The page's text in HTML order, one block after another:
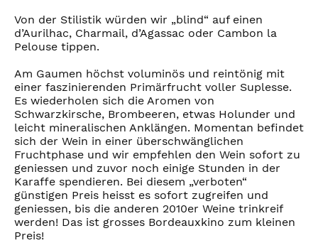
Von der Stilistik würden wir „blind“ auf einen
d’Aurilhac, Charmail, d’Agassac oder Cambon la
Pelouse tippen.
Am Gaumen höchst voluminös und reintönig mit
einer faszinierenden Primärfrucht voller Suplesse.
Es wiederholen sich die Aromen von
Schwarzkirsche, Brombeeren, etwas Holunder und
leicht mineralischen Anklängen. Momentan befindet
sich der Wein in einer überschwänglichen
Fruchtphase und wir empfehlen den Wein sofort zu
geniessen und zuvor noch einige Stunden in der
Karaffe spendieren. Bei diesem „verboten“
günstigen Preis heisst es sofort zugreifen und
geniessen, bis die anderen 2010er Weine trinkreif
werden! Das ist grosses Bordeauxkino zum kleinen
Preis!